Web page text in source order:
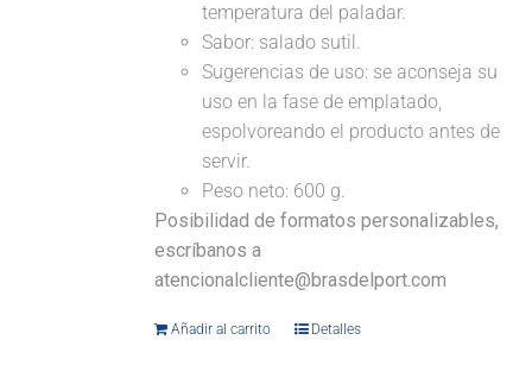
temperatura del paladar.
Sabor: salado sutil.
Sugerencias de uso: se aconseja su
uso en la fase de emplatado,
espolvoreando el producto antes de
servir.
Peso neto: 600 g.
Posibilidad de formatos personalizables,
escríbanos a
atencionalcliente@brasdelport.com
Añadir al carrito Detalles